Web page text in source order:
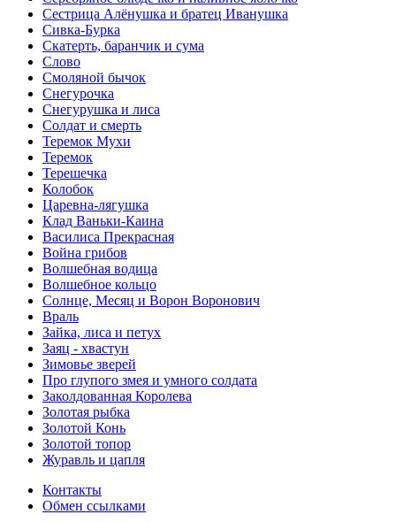
Сестрица Алёнушка и братец Иванушка
Сивка-Бурка
Скатерть, баранчик и сума
Слово
Смоляной бычок
Снегурочка
Снегурушка и лиса
Солдат и смерть
Теремок Мухи
Теремок
Терешечка
Колобок
Царевна-лягушка
Клад Ваньки-Каина
Василиса Прекрасная
Война грибов
Волшебная водица
Волшебное кольцо
Солнце, Месяц и Ворон Воронович
Враль
Зайка, лиса и петух
Заяц - хвастун
Зимовье зверей
Про глупого змея и умного солдата
Заколдованная Королева
Золотая рыбка
Золотой Конь
Золотой топор
Журавль и цапля
Контакты
Обмен ссылками